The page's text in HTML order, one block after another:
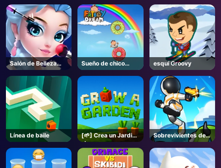
Salón de Belleza
Princesa
Sueño de chico
gordo
esquí Groovy
Línea de baile
[🌱] Crea un Jardin
🌶️- Roblox
Sobrevivientes de
Marte